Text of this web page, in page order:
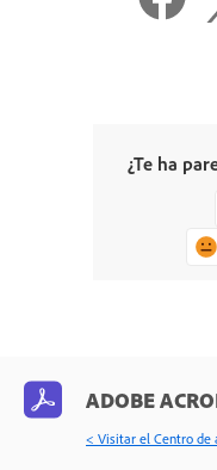
¿Te ha
ADOBE
< Visitar el Centro de